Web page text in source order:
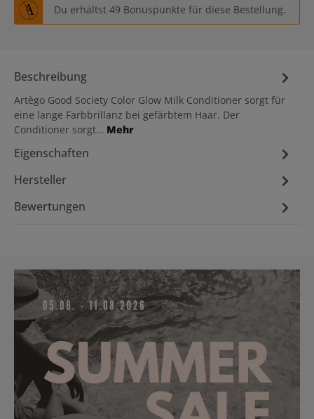
Du erhältst 49 Bonuspunkte für diese Bestellung.
Beschreibung
Artègo Good Society Color Glow Milk Conditioner sorgt für
eine lange Farbbrillanz bei gefärbtem Haar. Der
Conditioner sorgt… Mehr
Eigenschaften
Hersteller
Bewertungen